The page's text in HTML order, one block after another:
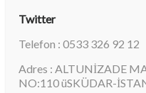
Twitter
Telefon : 0533 326 92 12
Adres : ALTUNİZADE
NO:110 üSKÜDAR-